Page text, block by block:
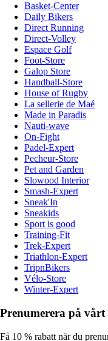
Basket-Center
Daily Bikers
Direct Running
Direct-Volley
Espace Golf
Foot-Store
Galop Store
Handball-Store
House of Rugby
La sellerie de Maé
Made in Paradis
Nauti-wave
On-Fight
Padel-Expert
Pecheur-Store
Pet and Garden
Slowood Interior
Smash-Expert
Sneak'In
Sneakids
Sport is good
Training-Fit
Trek-Expert
Triathlon-Expert
TripnBikers
Vélo-Store
Winter-Expert
Prenumerera på vårt
Få 10 % rabatt när du